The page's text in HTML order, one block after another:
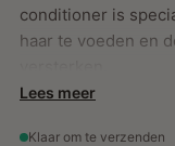
conditioner is
haar te voeden en
Belangrijkste
Lees meer
Klaar om te verzenden